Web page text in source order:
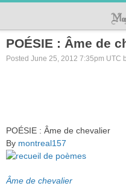
POÉSIE : Âme de
Posted June 25, 2012 7:35pm UTC
POÉSIE : Âme de chevalier
By montreal157
Âme de chevalier